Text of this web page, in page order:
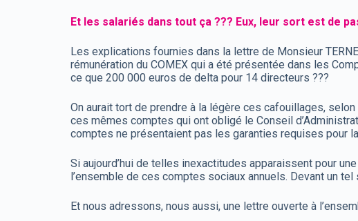
Et les salariés dans tout ça ??? Eux, leur sort est de
Les explications fournies dans la lettre de Monsieur
rémunération du COMEX qui a été présentée dans les
ce que 200 000 euros de delta pour 14 directeurs ???
On aurait tort de prendre à la légère ces cafouillages,
ces mêmes comptes qui ont obligé le Conseil
comptes ne présentaient pas les garanties requises pour la
Si aujourd’hui de telles inexactitudes apparaissent pour
l’ensemble de ces comptes sociaux annuels. Devant un
Et nous adressons, nous aussi, une lettre ouverte à